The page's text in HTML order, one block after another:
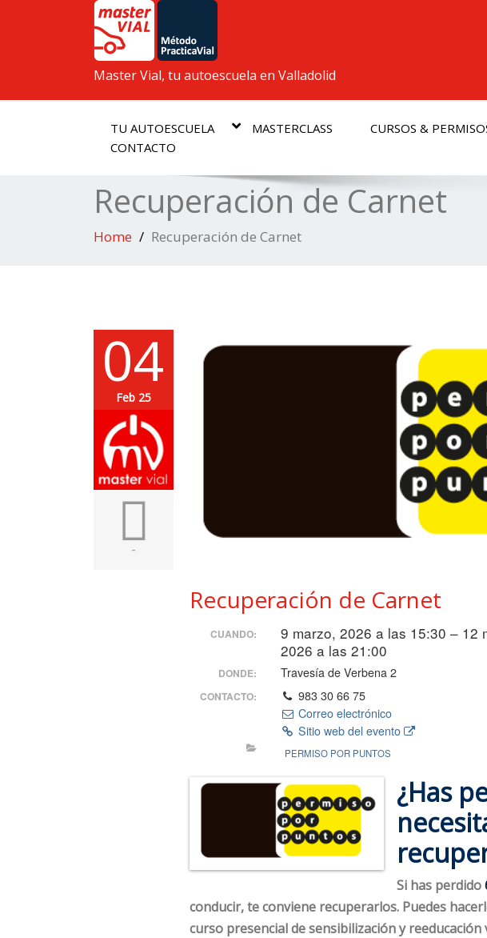
Master Vial, tu autoescuela en Valladolid
TU AUTOESCUELA MASTERCLASS CURSOS &
CONTACTO
Recuperación de Carnet
Home Recuperación de Carnet
04
Feb 25
-
Recuperación de Carnet
CUANDO:
9 marzo, 2026 a las 15:30 – 12
2026 a las 21:00
DONDE: Travesía de Verbena 2
CONTACTO:
983 30 66 75
Correo electrónico
Sitio web del evento
PERMISO POR PUNTOS
¿Has
Si has perdido
conducir, te conviene recuperarlos. Puedes
curso presencial de sensibilización y reeducación